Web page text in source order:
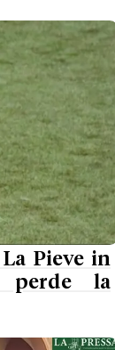
Pieve in
perde la